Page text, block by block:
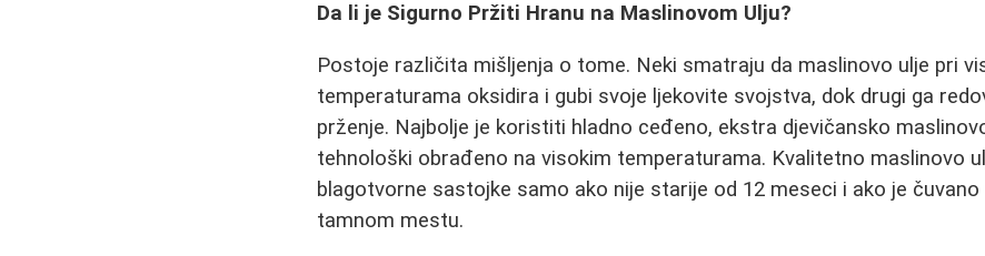
Da li je Sigurno Pržiti Hranu na Maslinovom Ulju?
Postoje različita mišljenja o tome. Neki smatraju da maslinovo ulje pri
temperaturama oksidira i gubi svoje ljekovite svojstva, dok drugi ga
prženje. Najbolje je koristiti hladno ceđeno, ekstra djevičansko
tehnološki obrađeno na visokim temperaturama. Kvalitetno maslinovo
blagotvorne sastojke samo ako nije starije od 12 meseci i ako je
tamnom mestu.